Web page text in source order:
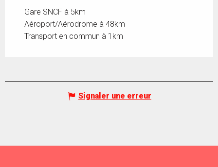
Gare SNCF à 5km
Aéroport/Aérodrome à 48km
Transport en commun à 1km
Signaler une erreur